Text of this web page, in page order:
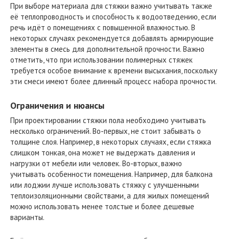
При выборе материала для стяжки важно учитывать также
её теплопроводность и способность к водоотведению, если
речь идёт о помещениях с повышенной влажностью. В
некоторых случаях рекомендуется добавлять армирующие
элементы в смесь для дополнительной прочности. Важно
отметить, что при использовании полимерных стяжек
требуется особое внимание к времени высыхания, поскольку
эти смеси имеют более длинный процесс набора прочности.
Ограничения и нюансы
При проектировании стяжки пола необходимо учитывать
несколько ограничений. Во-первых, не стоит забывать о
толщине слоя. Например, в некоторых случаях, если стяжка
слишком тонкая, она может не выдержать давления и
нагрузки от мебели или человек. Во-вторых, важно
учитывать особенности помещения. Например, для балкона
или лоджии лучше использовать стяжку с улучшенными
теплоизоляционными свойствами, а для жилых помещений
можно использовать менее толстые и более дешевые
варианты.